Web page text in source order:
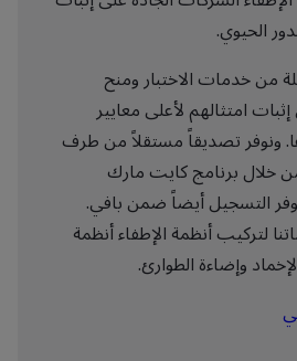
الحيوي.
من خدمات الاختبار ومنح
امتثالهم لأعلى معايير
ونوفر تصديقاً مستقلاً من طرف
خلال برنامج كايت مارك
التسجيل أيضاً ضمن بافي.
لتركيب أنظمة الإطفاء أنظمة
وإضاءة الطوارئ.